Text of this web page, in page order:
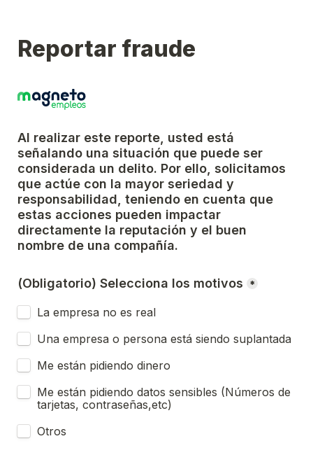
Reportar fraude
Al realizar este reporte, usted está
señalando una situación que puede ser
considerada un delito. Por ello, solicitamos
que actúe con la mayor seriedad y
responsabilidad, teniendo en cuenta que
estas acciones pueden impactar
directamente la reputación y el buen
nombre de una compañía.
(Obligatorio) Selecciona los motivos *
La empresa no es real
Una empresa o persona está siendo suplantada
Me están pidiendo dinero
Me están pidiendo datos sensibles (Números de
tarjetas, contraseñas,etc)
Otros